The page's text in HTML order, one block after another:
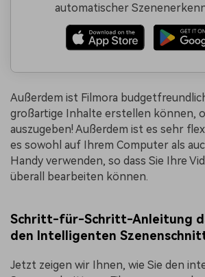
automatischer
Außerdem ist Filmora
großartige Inhalte erstellen können,
auszugeben! Außerdem ist es sehr
es sowohl auf Ihrem Computer als
Handy verwenden, so dass Sie Ihre
überall bearbeiten können.
Schritt-für-Schritt-Anleitung
den Intelligenten
Jetzt zeigen wir Ihnen, wie Sie den